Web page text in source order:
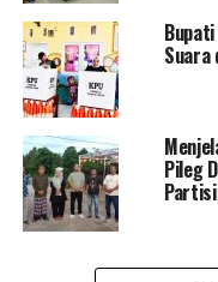
Namun demikian,
pengawasan terhadap
satu titik rawan dalam
Bawaslu untuk
pergeseran logistik
ataupun kecurigaan
“Saya meminta
Suara
Pileg